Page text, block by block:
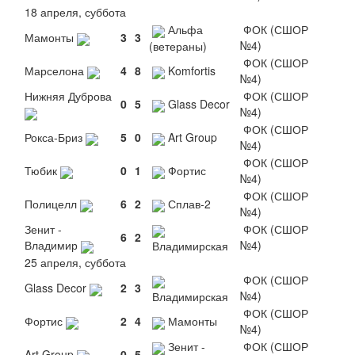
18 апреля, суббота
Мамонты
3 3
Альфа
(ветераны)
ФОК (СШОР
№4)
Марселона
4 8 Komfortis
ФОК (СШОР
№4)
Нижняя Дуброва 0 5 Glass Decor
ФОК (СШОР
№4)
Рокса-Бриз
5 0 Art Group
ФОК (СШОР
№4)
Тюбик
0 1 Фортис
ФОК (СШОР
№4)
Полицелл
6 2 Сплав-2
ФОК (СШОР
№4)
Зенит -
Владимир
6 2
Владимирская
ФОК (СШОР
№4)
25 апреля, суббота
Glass Decor
2 3
Владимирская
ФОК (СШОР
№4)
Фортис
2 4 Мамонты
ФОК (СШОР
№4)
Зенит -
ФОК (СШОР